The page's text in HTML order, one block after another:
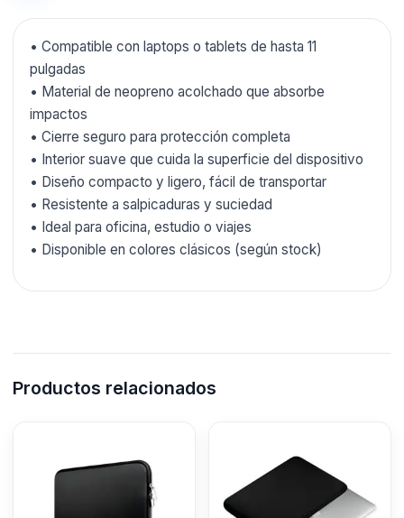
• Compatible con laptops o tablets de hasta 11
pulgadas
• Material de neopreno acolchado que absorbe
impactos
• Cierre seguro para protección completa
• Interior suave que cuida la superficie del dispositivo
• Diseño compacto y ligero, fácil de transportar
• Resistente a salpicaduras y suciedad
• Ideal para oficina, estudio o viajes
• Disponible en colores clásicos (según stock)
Productos relacionados